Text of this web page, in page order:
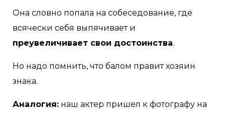
Она словно попала на собеседование, где
всячески себя выпячивает и
преувеличивает свои достоинства.
Но надо помнить, что балом правит хозяин
знака.
Аналогия: наш актер пришел к фотографу на